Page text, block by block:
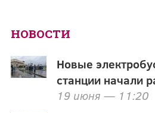
НОВОСТИ
Новые
станции начали
19 июня — 11:20